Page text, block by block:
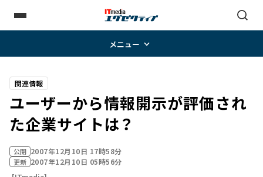
メニュー
関連情報
ユーザーから情報開示が評価され
た企業サイトは？
公開 2007年12月10日 17時58分
更新 2007年12月10日 05時56分